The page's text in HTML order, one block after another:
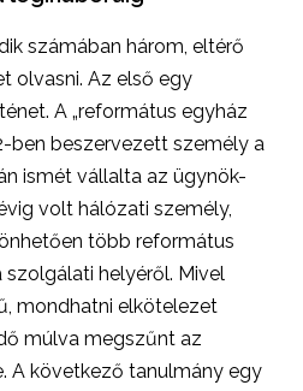
számában három, eltérő
olvasni. Az első egy
A „református egyház
ben beszervezett személy a
ismét vállalta az ügynök-
volt hálózati személy,
több református
helyéről. Mivel
mondhatni elkötelezet
múlva megszűnt az
A következő tanulmány egy